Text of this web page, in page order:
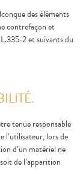
des éléments
contrefaçon et
2 et suivants du
tenue responsable
l’utilisateur, lors de
d’un matériel ne
de l’apparition